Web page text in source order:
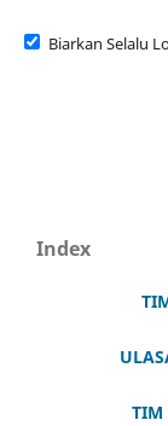
Biarkan Selalu
Index
TIM